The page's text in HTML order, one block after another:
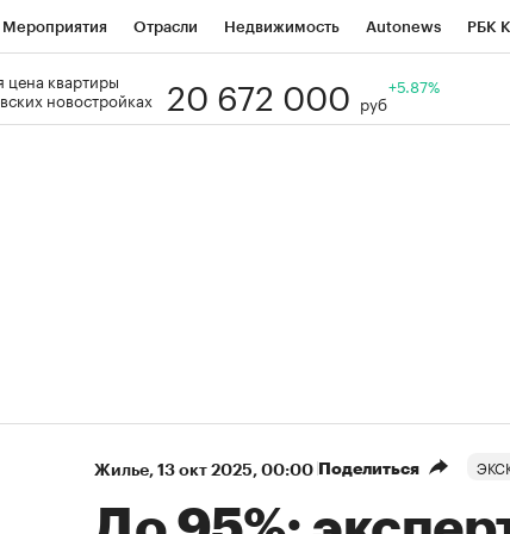
Мероприятия Отрасли Недвижимость Autonews РБК
Визионеры
цена квартиры
новостройках
20 672 000 руб
+5.87%
Жилье⁠, 13 окт 2025, 00:00 Поделиться